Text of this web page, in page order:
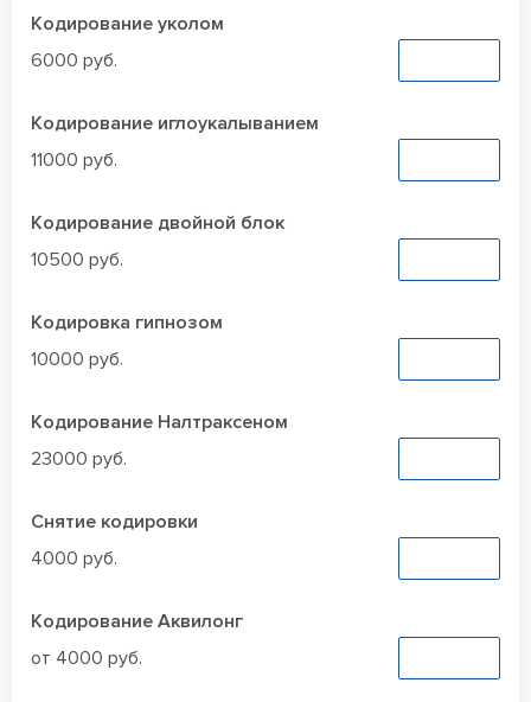
Кодирование уколом
6000 руб.
Кодирование иглоукалыванием
11000 руб.
Кодирование двойной блок
10500 руб.
Кодировка гипнозом
10000 руб.
Кодирование Налтраксеном
23000 руб.
Снятие кодировки
4000 руб.
Кодирование Аквилонг
от 4000 руб.